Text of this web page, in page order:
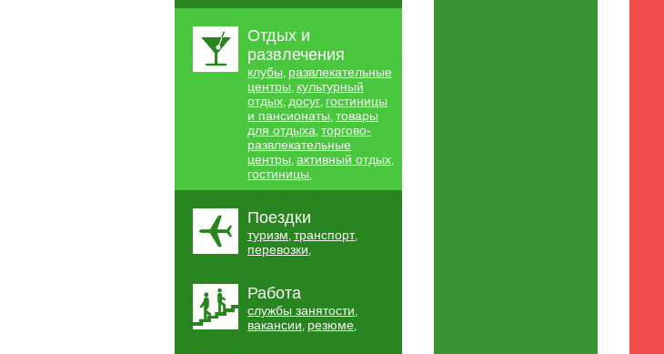
Отдых и
развлечения
клубы, развлекательные
центры, культурный
отдых, досуг, гостиницы
и пансионаты, товары
для отдыха, торгово-
развлекательные
центры, активный отдых,
гостиницы,
Поездки
туризм, транспорт,
перевозки,
Работа
службы занятости,
вакансии, резюме,